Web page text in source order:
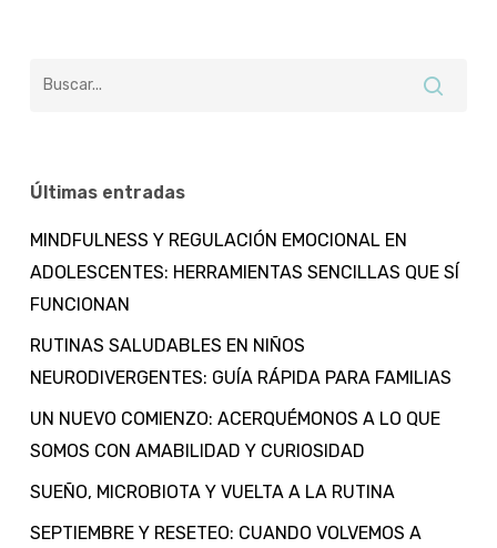
Últimas entradas
MINDFULNESS Y REGULACIÓN EMOCIONAL EN
ADOLESCENTES: HERRAMIENTAS SENCILLAS QUE SÍ
FUNCIONAN
RUTINAS SALUDABLES EN NIÑOS
NEURODIVERGENTES: GUÍA RÁPIDA PARA FAMILIAS
UN NUEVO COMIENZO: ACERQUÉMONOS A LO QUE
SOMOS CON AMABILIDAD Y CURIOSIDAD
SUEÑO, MICROBIOTA Y VUELTA A LA RUTINA
SEPTIEMBRE Y RESETEO: CUANDO VOLVEMOS A